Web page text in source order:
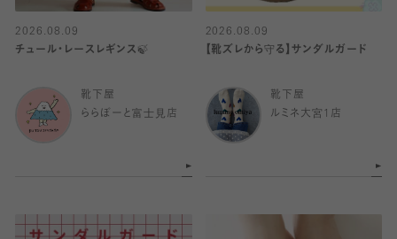
2026.08.09
チュール・レースレギンス🍃
靴下屋
ららぽーと富士見店
2026.08.09
【靴ズレから守る】サンダルガード
靴下屋
ルミネ大宮1店